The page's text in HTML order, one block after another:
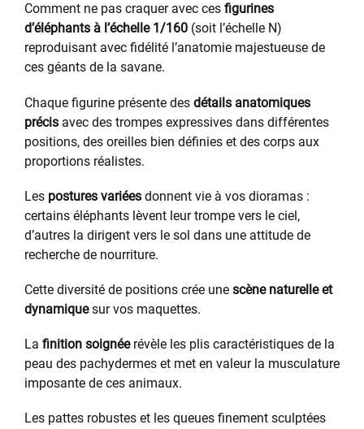
Comment ne pas craquer avec ces figurines
d’éléphants à l’échelle 1/160 (soit l’échelle N)
reproduisant avec fidélité l’anatomie majestueuse de
ces géants de la savane.
Chaque figurine présente des détails anatomiques
précis avec des trompes expressives dans différentes
positions, des oreilles bien définies et des corps aux
proportions réalistes.
Les postures variées donnent vie à vos dioramas :
certains éléphants lèvent leur trompe vers le ciel,
d’autres la dirigent vers le sol dans une attitude de
recherche de nourriture.
Cette diversité de positions crée une scène naturelle et
dynamiquesur vos maquettes.
La finition soignéerévèle les plis caractéristiques de la
peau des pachydermes et met en valeur la musculature
imposante de ces animaux.
Les pattes robustes et les queues finement sculptées